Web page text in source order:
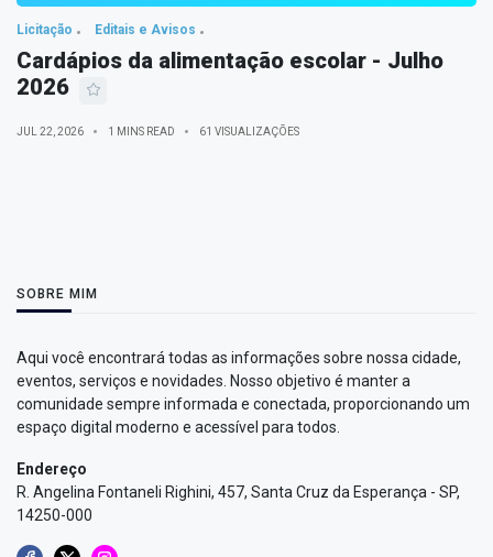
Licitação Editais e Avisos
Cardápios da alimentação escolar - Julho
2026
JUL 22, 2026 1 MINS READ 61 VISUALIZAÇÕES
SOBRE MIM
Aqui você encontrará todas as informações sobre nossa cidade,
eventos, serviços e novidades. Nosso objetivo é manter a
comunidade sempre informada e conectada, proporcionando um
espaço digital moderno e acessível para todos.
Endereço
R. Angelina Fontaneli Righini, 457, Santa Cruz da Esperança - SP,
14250-000